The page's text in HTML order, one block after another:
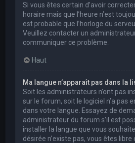
Si vous êtes certain d’avoir
horaire mais que l’heure n’est
est probable que l’horloge du
Veuillez contacter un
communiquer ce problème.
Haut
Ma langue n’apparaît pas dans la
Soit les administrateurs n’ont pas
sur le forum, soit le logiciel n’a pas
dans votre langue. Essayez de
administrateur du forum s’il est
installer la langue que vous
désirée n’existe pas, vous êtes